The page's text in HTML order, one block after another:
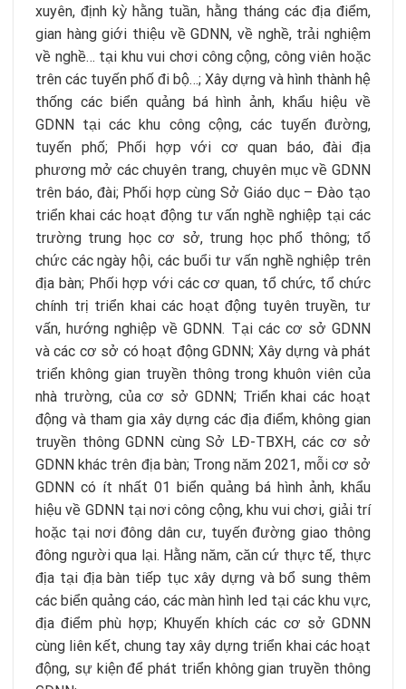
xuyên, định kỳ hằng tuần, hằng tháng các địa điểm,
gian hàng giới thiệu về GDNN, về nghề, trải nghiệm
về nghề… tại khu vui chơi công cộng, công viên hoặc
trên các tuyến phố đi bộ…; Xây dựng và hình thành hệ
thống các biển quảng bá hình ảnh, khẩu hiệu về
GDNN tại các khu công cộng, các tuyến đường,
tuyến phố; Phối hợp với cơ quan báo, đài địa
phương mở các chuyên trang, chuyên mục về GDNN
trên báo, đài; Phối hợp cùng Sở Giáo dục – Đào tạo
triển khai các hoạt động tư vấn nghề nghiệp tại các
trường trung học cơ sở, trung học phổ thông; tổ
chức các ngày hội, các buổi tư vấn nghề nghiệp trên
địa bàn; Phối hợp với các cơ quan, tổ chức, tổ chức
chính trị triển khai các hoạt động tuyên truyền, tư
vấn, hướng nghiệp về GDNN. Tại các cơ sở GDNN
và các cơ sở có hoạt động GDNN; Xây dựng và phát
triển không gian truyền thông trong khuôn viên của
nhà trường, của cơ sở GDNN; Triển khai các hoạt
động và tham gia xây dựng các địa điểm, không gian
truyền thông GDNN cùng Sở LĐ-TBXH, các cơ sở
GDNN khác trên địa bàn; Trong năm 2021, mỗi cơ sở
GDNN có ít nhất 01 biển quảng bá hình ảnh, khẩu
hiệu về GDNN tại nơi công cộng, khu vui chơi, giải trí
hoặc tại nơi đông dân cư, tuyến đường giao thông
đông người qua lại. Hằng năm, căn cứ thực tế, thực
địa tại địa bàn tiếp tục xây dựng và bổ sung thêm
các biển quảng cáo, các màn hình led tại các khu vực,
địa điểm phù hợp; Khuyến khích các cơ sở GDNN
cùng liên kết, chung tay xây dựng triển khai các hoạt
động, sự kiện để phát triển không gian truyền thông